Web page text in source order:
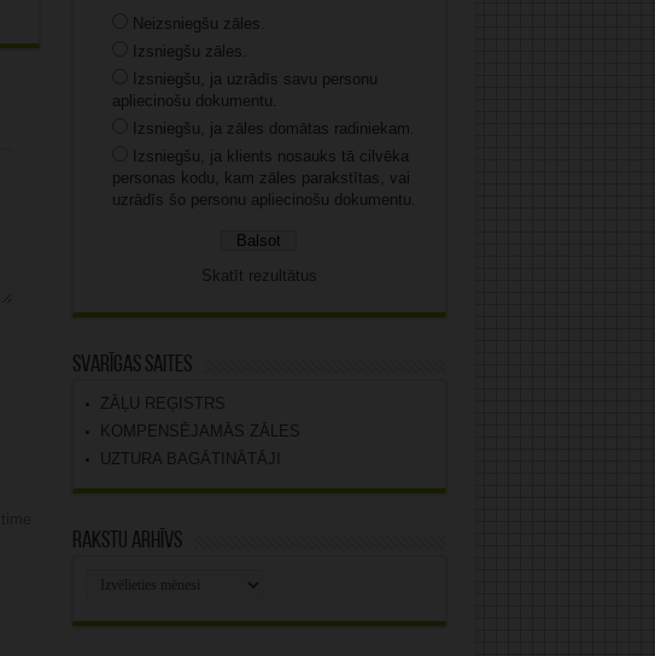
Neizsniegšu zāles.
Izsniegšu zāles.
Izsniegšu, ja uzrādīs savu personu
apliecinošu dokumentu.
Izsniegšu, ja zāles domātas radiniekam.
Izsniegšu, ja klients nosauks tā cilvēka
personas kodu, kam zāles parakstītas, vai
uzrādīs šo personu apliecinošu dokumentu.
Skatīt rezultātus
Svarīgas saites
ZĀĻU REĢISTRS
KOMPENSĒJAMĀS ZĀLES
UZTURA BAGĀTINĀTĀJI
Rakstu arhīvs